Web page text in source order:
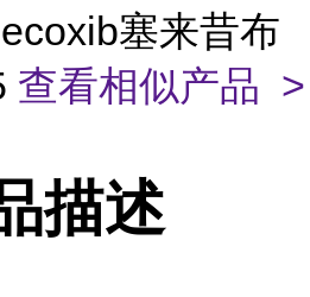
塞来昔布
查看相似产品 >
描述